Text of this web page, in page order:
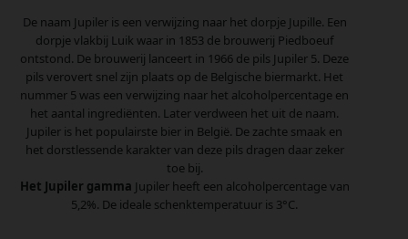
De naam Jupiler is een verwijzing naar het dorpje Jupille. Een
dorpje vlakbij Luik waar in 1853 de brouwerij Piedboeuf
ontstond. De brouwerij lanceert in 1966 de pils Jupiler 5. Deze
pils verovert snel zijn plaats op de Belgische biermarkt. Het
nummer 5 was een verwijzing naar het alcoholpercentage en
het aantal ingrediënten. Later verdween het uit de naam.
Jupiler is het populairste bier in België. De zachte smaak en
het dorstlessende karakter van deze pils dragen daar zeker
toe bij.
Het Jupiler gamma Jupiler heeft een alcoholpercentage van
5,2%. De ideale schenktemperatuur is 3°C.